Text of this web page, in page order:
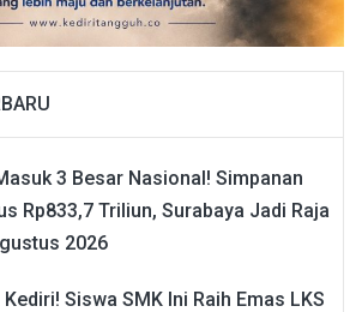
3 Besar Nasional! Simpanan
Rp833,7 Triliun, Surabaya Jadi Raja
2026
Siswa SMK Ini Raih Emas LKS